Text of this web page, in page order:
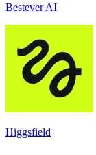
Bestever AI
Higgsfield